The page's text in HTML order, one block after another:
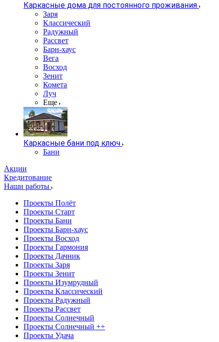
Каркасные дома для постоянного проживания
Заря
Классический
Радужный
Рассвет
Барн-хаус
Вега
Восход
Зенит
Комета
Луч
Еще
Каркасные бани под ключ
Бани
Акции
Кредитование
Наши работы
Проекты Полёт
Проекты Старт
Проекты Бани
Проекты Барн-хаус
Проекты Восход
Проекты Гармония
Проекты Дачник
Проекты Заря
Проекты Зенит
Проекты Изумрудный
Проекты Классический
Проекты Радужный
Проекты Рассвет
Проекты Солнечный
Проекты Солнечный ++
Проекты Удача